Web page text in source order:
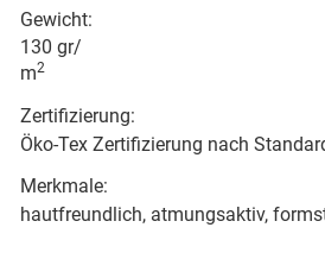
Gewicht:
130 gr/
m2
Zertifizierung:
Öko-Tex Zertifizierung nach
Merkmale:
hautfreundlich, atmungsaktiv,